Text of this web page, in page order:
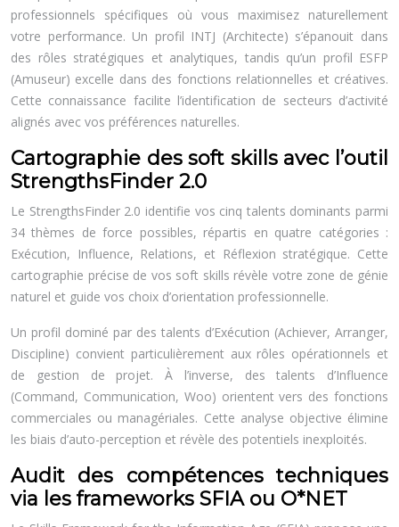
professionnels spécifiques où vous maximisez naturellement
votre performance. Un profil INTJ (Architecte) s’épanouit dans
des rôles stratégiques et analytiques, tandis qu’un profil ESFP
(Amuseur) excelle dans des fonctions relationnelles et créatives.
Cette connaissance facilite l’identification de secteurs d’activité
alignés avec vos préférences naturelles.
Cartographie des soft skills avec l’outil
StrengthsFinder 2.0
Le StrengthsFinder 2.0 identifie vos cinq talents dominants parmi
34 thèmes de force possibles, répartis en quatre catégories :
Exécution, Influence, Relations, et Réflexion stratégique. Cette
cartographie précise de vos soft skills révèle votre zone de génie
naturel et guide vos choix d’orientation professionnelle.
Un profil dominé par des talents d’Exécution (Achiever, Arranger,
Discipline) convient particulièrement aux rôles opérationnels et
de gestion de projet. À l’inverse, des talents d’Influence
(Command, Communication, Woo) orientent vers des fonctions
commerciales ou managériales. Cette analyse objective élimine
les biais d’auto-perception et révèle des potentiels inexploités.
Audit des compétences techniques
via les frameworks SFIA ou O*NET